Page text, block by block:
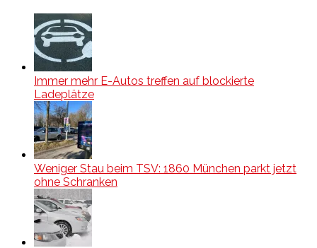
Immer mehr E-Autos treffen auf blockierte
Ladeplätze
Weniger Stau beim TSV: 1860 München parkt jetzt
ohne Schranken